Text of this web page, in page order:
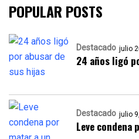
POPULAR POSTS
Destacado julio
24 años ligó
Destacado julio
Leve condena